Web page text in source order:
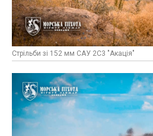
Стрільби зі 152 мм САУ 2С3 "Акація"